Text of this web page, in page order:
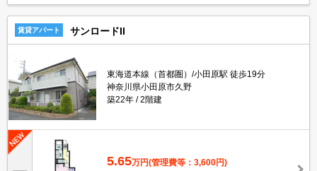
賃貸アパート サンロードII
東海道本線（首都圏）/小田原駅 徒歩19分
神奈川県小田原市久野
築22年
2階建
5.65万円(管理費等：3,600円)